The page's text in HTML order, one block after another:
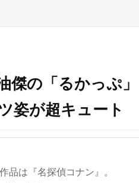
傑の「るかっぷ」
姿が超キュート
品は『名探偵コナン』。